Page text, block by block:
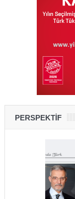
PERSPEKTİF